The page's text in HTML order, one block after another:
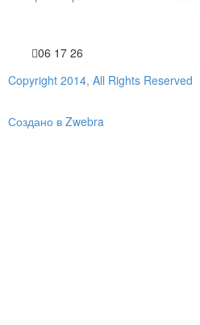
06 17 26
Copyright 2014, All Rights Reserved
Создано в Zwebra